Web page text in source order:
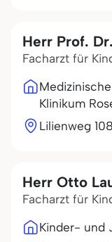
Herr Prof.
Facharzt für
Klinikum
Lilienweg 10
Herr Otto
Facharzt für
Kinder- und